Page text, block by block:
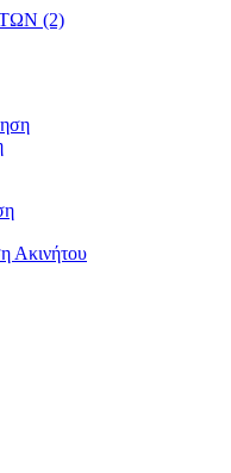
Ακινήτου